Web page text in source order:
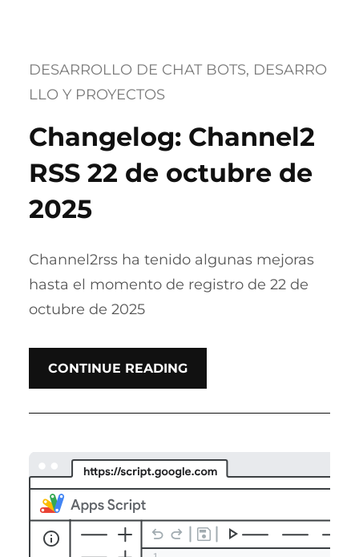
DESARROLLO DE CHAT BOTS, DESARRO
LLO Y PROYECTOS
Changelog: Channel2
RSS 22 de octubre de
2025
Channel2rss ha tenido algunas mejoras
hasta el momento de registro de 22 de
octubre de 2025
CONTINUE READING